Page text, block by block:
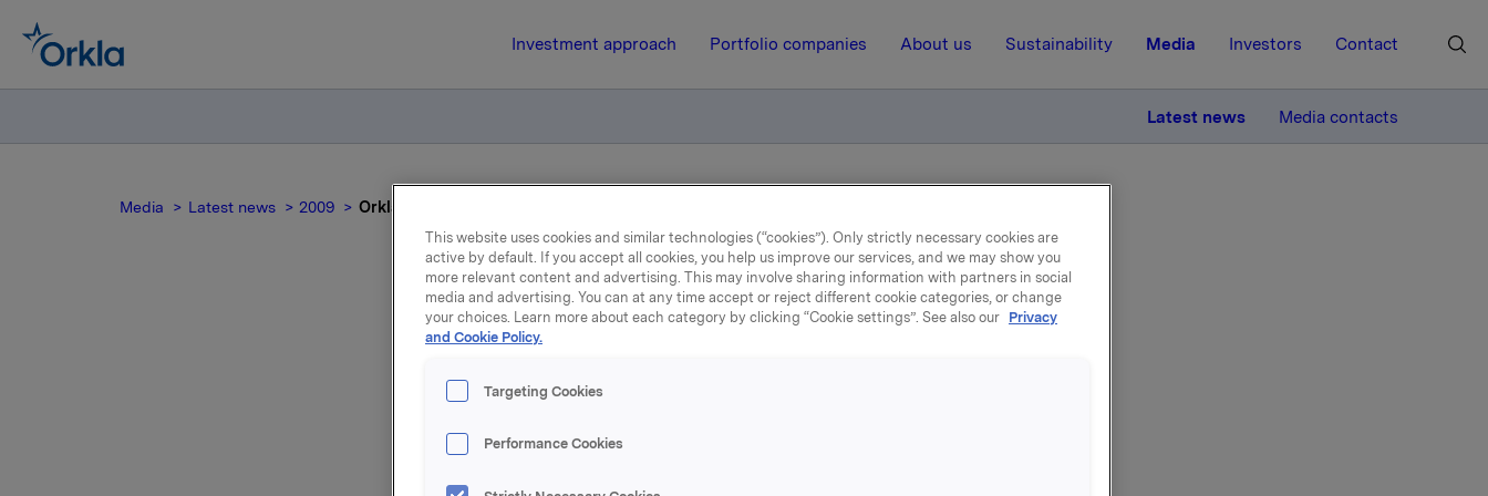
Investment approach Portfolio companies About us Sustainability Media Investors Contact
Latest news Media contacts
Media Latest news 2009 Orkla ASA - obligasjonsemisjon og tilbakekjøp av obligasjoner avsluttet
21 April 2009, 8:00 | Regulatory information
Orkla ASA - obligasjonsemisjon
og tilbakekjøp av obligasjoner
This website uses cookies and similar technologies (“cookies”). Only strictly necessary cookies are
active by default. If you accept all cookies, you help us improve our services, and we may show you
more relevant content and advertising. This may involve sharing information with partners in social
media and advertising. You can at any time accept or reject different cookie categories, or change
your choices. Learn more about each category by clicking “Cookie settings”. See also our Privacy
and Cookie Policy.
Targeting Cookies
Performance Cookies